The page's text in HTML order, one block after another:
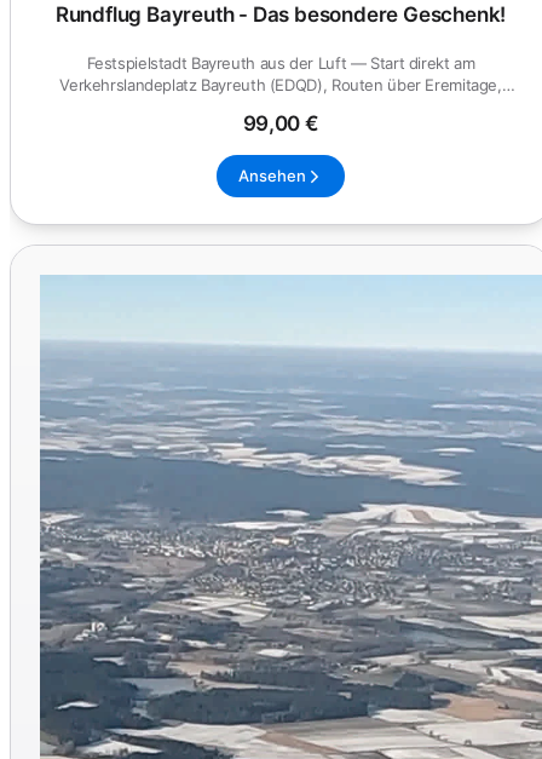
Rundflug Bayreuth - Das besondere Geschenk!
Festspielstadt Bayreuth aus der Luft — Start direkt am
Verkehrslandeplatz Bayreuth (EDQD), Routen über Eremitage,
99,00 €
Ansehen